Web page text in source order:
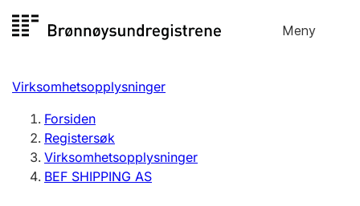
til
Meny
Registersøk
Aksjeselskap
Enkeltpersonforetak
Registrere, endre, slette
Virksomhetsopplysninger
Forsiden
Registersøk
Virksomhetsopplysninger
BEF SHIPPING AS